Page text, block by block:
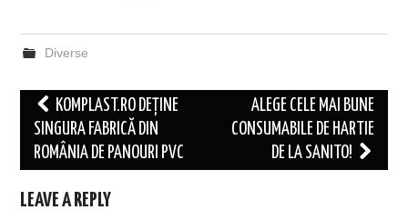
Diverse
Post
navigation
KOMPLAST.RO DEȚINE
SINGURA FABRICĂ DIN
ROMÂNIA DE PANOURI PVC
ALEGE CELE MAI BUNE
CONSUMABILE DE HARTIE
DE LA SANITO!
LEAVE A REPLY